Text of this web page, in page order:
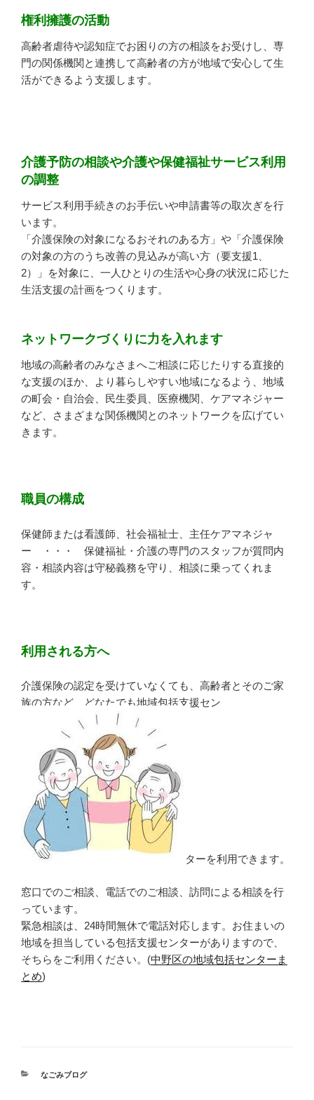
権利擁護の活動
高齢者虐待や認知症でお困りの方の相談をお受けし、専
門の関係機関と連携して高齢者の方が地域で安心して生
活ができるよう支援します。
介護予防の相談や介護や保健福祉サービス利用
の調整
サービス利用手続きのお手伝いや申請書等の取次ぎを行
います。
「介護保険の対象になるおそれのある方」や「介護保険
の対象の方のうち改善の見込みが高い方（要支援1、
2）」を対象に、一人ひとりの生活や心身の状況に応じた
生活支援の計画をつくります。
ネットワークづくりに力を入れます
地域の高齢者のみなさまへご相談に応じたりする直接的
な支援のほか、より暮らしやすい地域になるよう、地域
の町会・自治会、民生委員、医療機関、ケアマネジャー
など、さまざまな関係機関とのネットワークを広げてい
きます。
職員の構成
保健師または看護師、社会福祉士、主任ケアマネジャ
ー ・・・ 保健福祉・介護の専門のスタッフが質問内
容・相談内容は守秘義務を守り、相談に乗ってくれま
す。
利用される方へ
介護保険の認定を受けていなくても、高齢者とそのご家
族の方など、どなたでも地域包括支援セン
ターを利用できます。
窓口でのご相談、電話でのご相談、訪問による相談を行
っています。
緊急相談は、24時間無休で電話対応します。お住まいの
地域を担当している包括支援センターがありますので、
そちらをご利用ください。(中野区の地域包括センターま
とめ)
カ
なごみブログ